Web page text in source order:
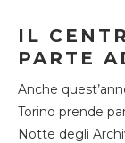
IL
PARTE
Anche
Torino prende
Notte degli